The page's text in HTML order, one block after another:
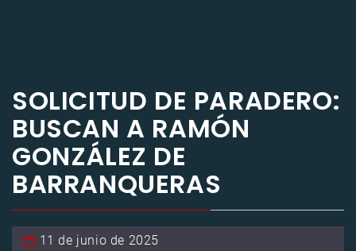
SOLICITUD DE PARADERO:
BUSCAN A RAMÓN
GONZÁLEZ DE
BARRANQUERAS
11 de junio de 2025